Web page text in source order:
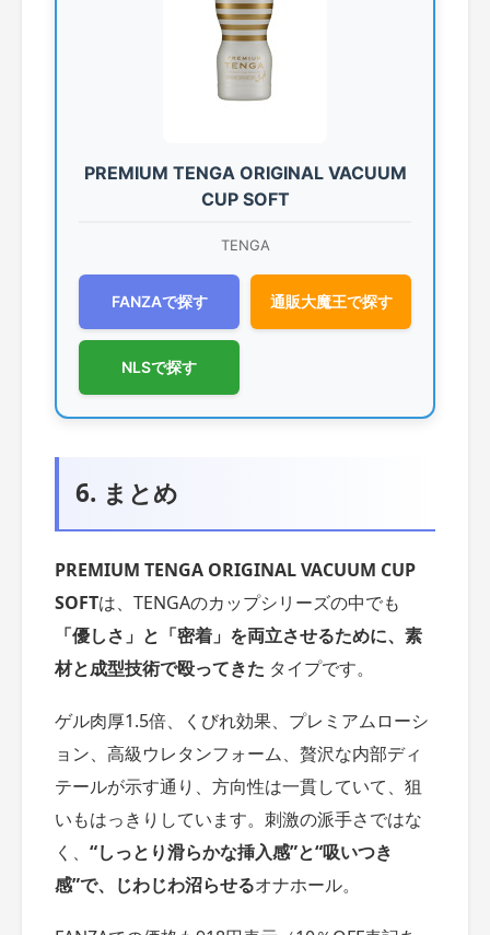
PREMIUM TENGA ORIGINAL VACUUM
CUP SOFT
TENGA
FANZAで探す 通販大魔王で探す
NLSで探す
6. まとめ
PREMIUM TENGA ORIGINAL VACUUM CUP
SOFTは、TENGAのカップシリーズの中でも
「優しさ」と「密着」を両立させるために、素
材と成型技術で殴ってきた タイプです。
ゲル肉厚1.5倍、くびれ効果、プレミアムローシ
ョン、高級ウレタンフォーム、贅沢な内部ディ
テールが示す通り、方向性は一貫していて、狙
いもはっきりしています。刺激の派手さではな
く、 “しっとり滑らかな挿入感”と“吸いつき
感”で、じわじわ沼らせるオナホール。